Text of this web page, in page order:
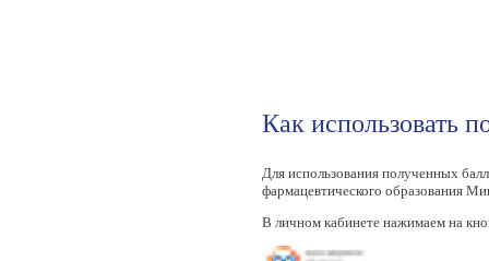
Как использовать
Для использования полученных
фармацевтического образования
В личном кабинете нажимаем на